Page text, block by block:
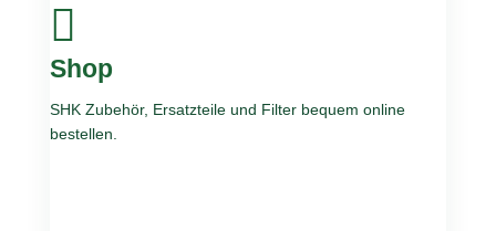
Öl, Gas, Brennstoffzelle, Solar, Wärmepumpe oder
Biomasse Heizsystem? Jedes System hat Stärken und
Besonderheiten, wir beraten Sie gerne!

Shop
SHK Zubehör, Ersatzteile und Filter bequem online
bestellen.